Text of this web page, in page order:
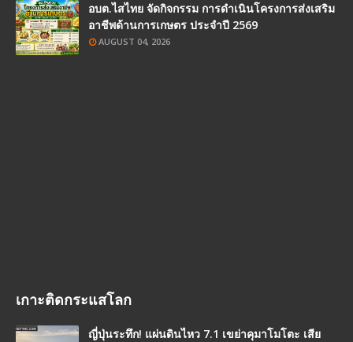
อบต.ไสไทย จัดกิจกรรม การดำเนินโครงการส่งเสริม
อาชีพด้านการเกษตร ประจำปี 2569
AUGUST 04, 2026
เกาะติดกระแสโลก
ญี่ปุ่นระทึก! แผ่นดินไหว 7.1 เขย่าคุมาโมโตะ เสีย